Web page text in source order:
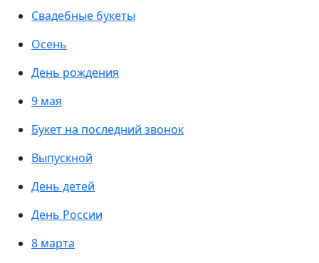
Свадебные букеты
Осень
День рождения
9 мая
Букет на последний звонок
Выпускной
День детей
День России
8 марта